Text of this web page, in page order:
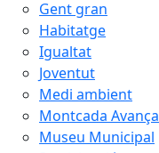
Gent gran
Habitatge
Igualtat
Joventut
Medi ambient
Montcada Avança
Museu Municipal